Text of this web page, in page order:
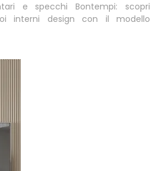
e specchi Bontempi: scopri
interni design con il modello